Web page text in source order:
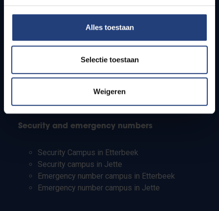
Alles toestaan
Selectie toestaan
Weigeren
Students
PhD students
Teachers and secondary schools
Working students
Security and emergency numbers
Security Campus in Etterbeek
Security campus in Jette
Emergency number campus in Etterbeek
Emergency number campus in Jette